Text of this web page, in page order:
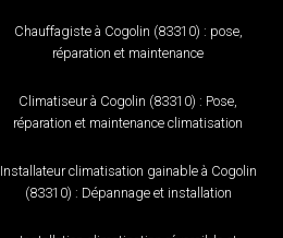
Chauffagiste à Cogolin (83310) : pose,
réparation et maintenance
Climatiseur à Cogolin (83310) : Pose,
réparation et maintenance climatisation
Installateur climatisation gainable à Cogolin
(83310) : Dépannage et installation